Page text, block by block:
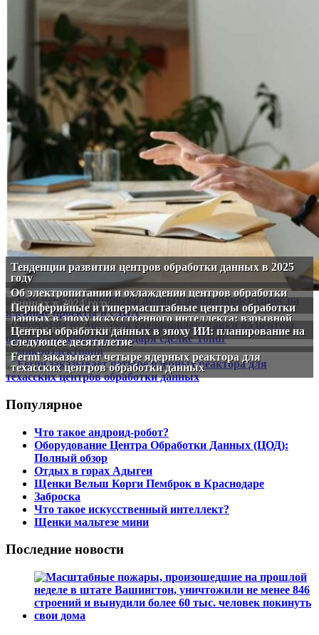
Тенденции развития центров обработки данных в 2025
году
Об электропитании и охлаждении центров обработки
данных в 2024 году
Периферийные и гипермасштабные центры обработки
данных в эпоху искусственного интеллекта: взрывной
спрос и важные риски
Центры обработки данных в эпоху ИИ: планирование на
следующее десятилетие
Fermi заказывает четыре ядерных реактора для
техасских центров обработки данных
Популярное
Что такое андроид-робот?
Оборудование Центра Обработки Данных (ЦОД):
Полный обзор
Отдых в горах Адыгеи
Щенки Вельш Корги Пемброк в Краснодаре
Заброска
Что такое искусственный интеллект?
Щенки мальтезе мини
Последние новости